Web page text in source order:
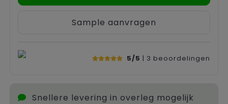
Sample aanvragen
5/5 | 3 beoordelingen
Snellere levering in overleg mogelijk